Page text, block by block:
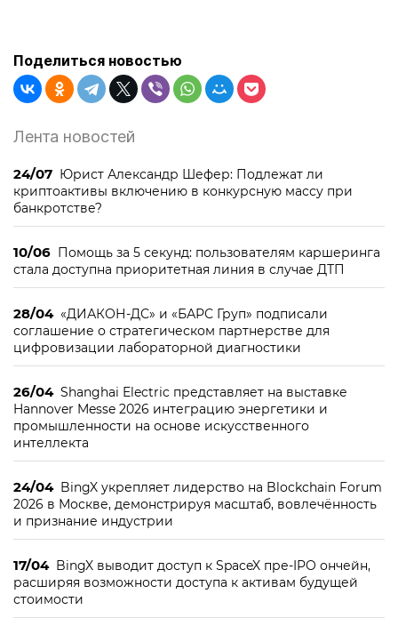
Поделиться новостью
Лента новостей
24/07 Юрист Александр Шефер: Подлежат ли
криптоактивы включению в конкурсную массу при
банкротстве?
10/06 Помощь за 5 секунд: пользователям каршеринга
стала доступна приоритетная линия в случае ДТП
28/04 «ДИАКОН-ДС» и «БАРС Груп» подписали
соглашение о стратегическом партнерстве для
цифровизации лабораторной диагностики
26/04 Shanghai Electric представляет на выставке
Hannover Messe 2026 интеграцию энергетики и
промышленности на основе искусственного
интеллекта
24/04 BingX укрепляет лидерство на Blockchain Forum
2026 в Москве, демонстрируя масштаб, вовлечённость
и признание индустрии
17/04 BingX выводит доступ к SpaceX пре-IPO ончейн,
расширяя возможности доступа к активам будущей
стоимости